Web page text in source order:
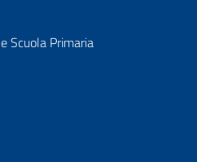
Scuola Primaria